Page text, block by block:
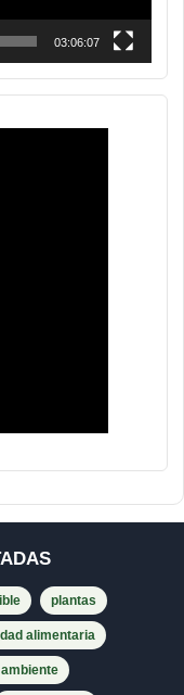
03:06:07
plantas
alimentaria